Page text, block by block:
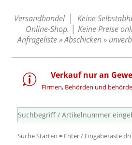
Versandhandel │ Keine
Online-Shop. │ Keine Preise
Anfrageliste » Abschicken »
Verkauf nur an
Firmen, Behörden und
Suche Starten = Enter / Eingabetaste